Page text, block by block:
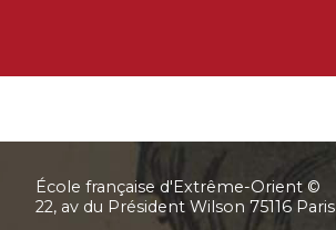
École française d'Extrême-Orient ©
22, av du Président Wilson 75116 Paris